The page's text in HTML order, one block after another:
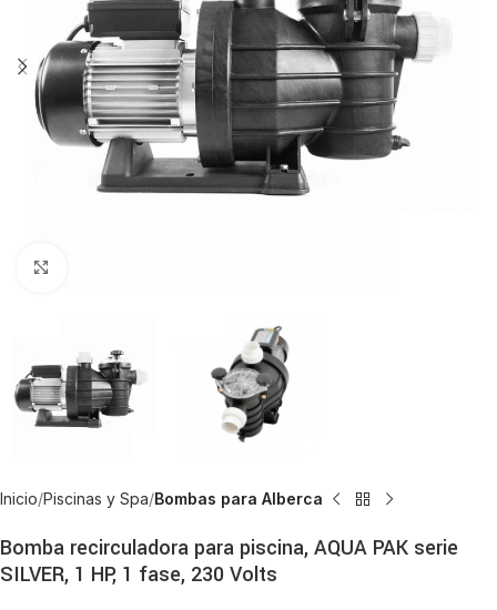
Inicio Piscinas y Spa Bombas para Alberca
Bomba recirculadora para piscina, AQUA PAK serie
SILVER, 1 HP, 1 fase, 230 Volts